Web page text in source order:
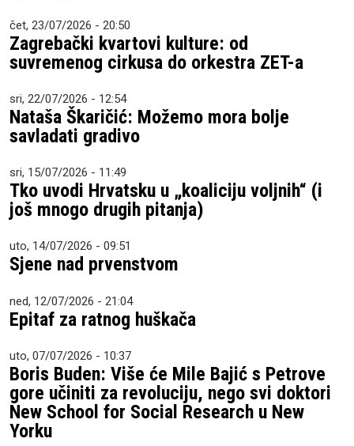
čet, 23/07/2026 - 20:50
Zagrebački kvartovi kulture: od
suvremenog cirkusa do orkestra ZET-a
sri, 22/07/2026 - 12:54
Nataša Škaričić: Možemo mora bolje
savladati gradivo
sri, 15/07/2026 - 11:49
Tko uvodi Hrvatsku u „koaliciju voljnih“ (i
još mnogo drugih pitanja)
uto, 14/07/2026 - 09:51
Sjene nad prvenstvom
ned, 12/07/2026 - 21:04
Epitaf za ratnog huškača
uto, 07/07/2026 - 10:37
Boris Buden: Više će Mile Bajić s Petrove
gore učiniti za revoluciju, nego svi doktori
New School for Social Research u New
Yorku